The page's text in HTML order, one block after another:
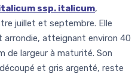
italicum ssp. italicum,
juillet et septembre. Elle
atteignant environ 40
de largeur à maturité. Son
et gris argenté, reste